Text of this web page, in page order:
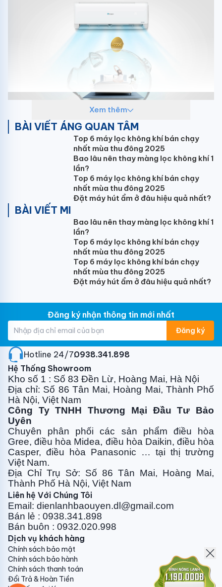
Làm Lạnh Nhanh Turbo
Kích hoạt chế độ Turbo, điều hòa sẽ hoạt động ở cấp
độ thổi gió cao nhất mang đến hiệu quả làm mát rất
nhanh chỉ trong 30 giây giúp bạn tận hưởng ngay bầu
không khí dễ chịu mát mẻ.
Tự Làm Sạch IClean
Khi chọn chức năng iClean, ngay lập tức điều hòa sẽ
tự động kích hoạt chế độ tự làm sạch trong vòng 20
phút với 5 bước:
1. Đóng băng
2. Rã băng
3. Cuốn trôi
4. Làm nóng sấy khô
5. Quạt tự động khô hơi ẩm
giúp ngăn ngừa sự hình thành vi khuẩn, nấm mốc trong
dàn lạnh, mang đến không gian sống trong lành hơn.
Xem thêm
BÀI VIẾT ÁNG QUAN TÂM
Top 6 máy lọc không khí bán chạy
nhất mùa thu đông 2025
Bao lâu nên thay màng lọc không khí 1
lần?
Top 6 máy lọc không khí bán chạy
nhất mùa thu đông 2025
Đặt máy hút ẩm ở đâu hiệu quả nhất?
BÀI VIẾT MI
Bao lâu nên thay màng lọc không khí 1
lần?
Top 6 máy lọc không khí bán chạy
nhất mùa thu đông 2025
Top 6 máy lọc không khí bán chạy
nhất mùa thu đông 2025
Đặt máy hút ẩm ở đâu hiệu quả nhất?
Đăng ký nhận thông tin mới nhất
Đăng ký
Hotline 24/7:0938.341.898
Hệ Thống Showroom
Kho số 1 : Số 83 Đền Lừ, Hoàng Mai, Hà Nội
Địa chỉ: Số 86 Tân Mai, Hoàng Mai, Thành Phố
Hà Nội, Việt Nam
Công Ty TNHH Thương Mại Đầu Tư Bảo
Uyên
Chuyên phân phối các sản phẩm điều hòa
Gree, điều hòa Midea, điều hòa Daikin, điều hòa
Casper, điều hòa Panasonic … tại thị trường
Việt Nam.
Địa Chỉ Trụ Sở: Số 86 Tân Mai, Hoàng Mai,
Thành Phố Hà Nội, Việt Nam
Liên hệ Với Chúng Tôi
Email: dienlanhbaouyen.dl@gmail.com
Bán lẻ : 0938.341.898
Bán buôn : 0932.020.998
Dịch vụ khách hàng
Chính sách bảo mật
Chính sách bảo hành
Chính sách thanh toán
Đổi Trả & Hoàn Tiền